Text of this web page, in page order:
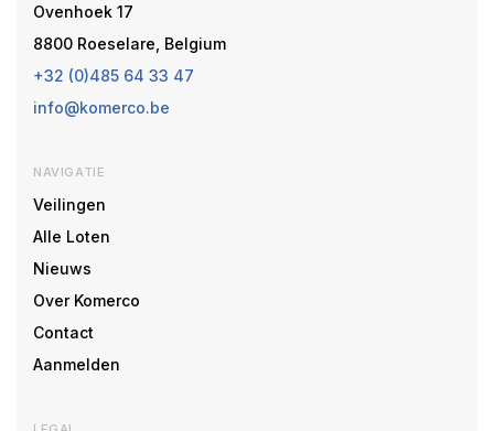
Ovenhoek 17
8800 Roeselare, Belgium
+32 (0)485 64 33 47
info@komerco.be
NAVIGATIE
Veilingen
Alle Loten
Nieuws
Over Komerco
Contact
Aanmelden